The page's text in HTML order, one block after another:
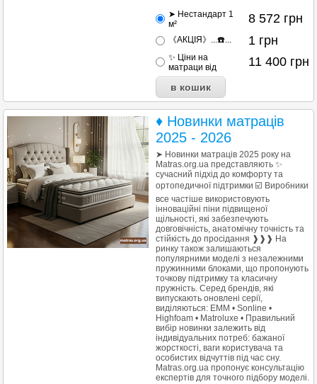
➤ Нестандарт 1
м²
8 572 грн
《АКЦІЯ》...☎️... 1 грн
✨ Ціни на
матраци від
11 400 грн
♦ Новинки матраців
2025 - 2026
➤ Новинки матраців 2025 року на
Matras.org.ua представляють ✨
сучасний підхід до комфорту та
ортопедичної підтримки ☑️ Виробники
все частіше використовують
інноваційні піни підвищеної
щільності, які забезпечують
довговічність, анатомічну точність та
стійкість до просідання ❱❱❱ На
ринку також залишаються
популярними моделі з незалежними
пружинними блоками, що пропонують
точкову підтримку та класичну
пружність. Серед брендів, які
випускають оновлені серії,
виділяються: EMM • Sonline •
Highfoam • Matroluxe • Правильний
вибір новинки залежить від
індивідуальних потреб: бажаної
жорсткості, ваги користувача та
особистих відчуттів під час сну.
Matras.org.ua пропонує консультацію
експертів для точного підбору моделі.